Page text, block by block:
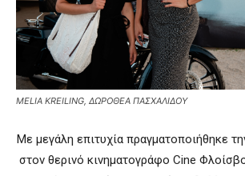
MELIA KREILING, ΔΩΡΟΘΕΑ ΠΑΣΧΑΛΙΔΟΥ
Με μεγάλη επιτυχία πραγματοποιήθηκε
στον θερινό κινηματογράφο Cine